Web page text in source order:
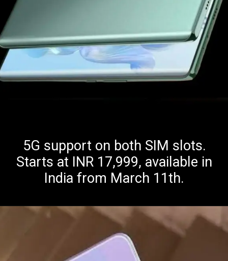
5G support on both SIM slots.
Starts at INR 17,999, available in
India from March 11th.